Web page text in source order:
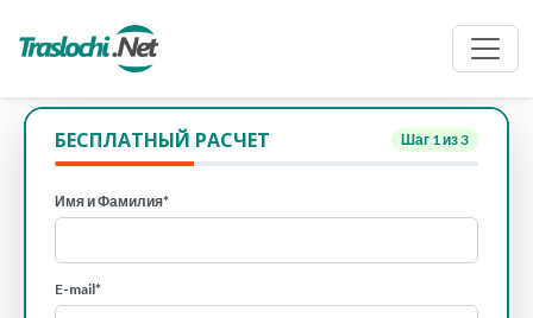
БЕСПЛАТНЫЙ РАСЧЕТ Шаг 1из 3
Имя и Фамилия*
E-mail*